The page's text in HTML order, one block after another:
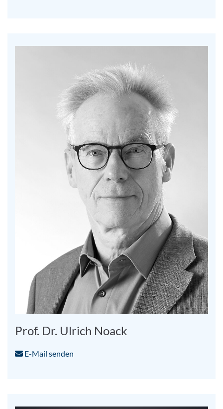
Prof. Dr. Ulrich Noack
E-Mail senden